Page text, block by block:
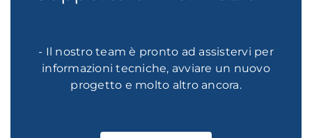
- Il nostro team è pronto ad assistervi per
informazioni tecniche, avviare un nuovo
progetto e molto altro ancora.